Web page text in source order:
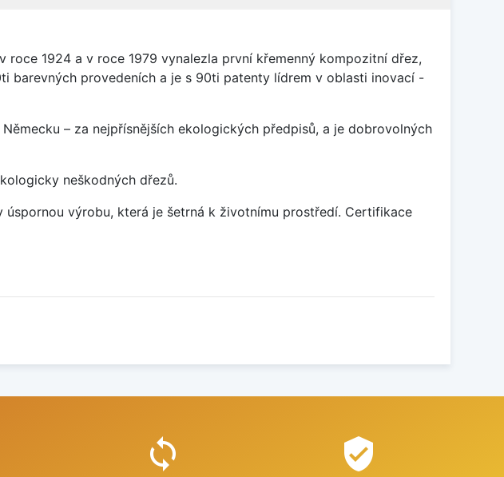
1924 a v roce 1979 vynalezla první křemenný kompozitní dřez,
barevných provedeních a je s 90ti patenty lídrem v oblasti inovací -
– za nejpřísnějších ekologických předpisů, a je dobrovolných
neškodných dřezů.
výrobu, která je šetrná k životnímu prostředí. Certifikace
sync verified_user